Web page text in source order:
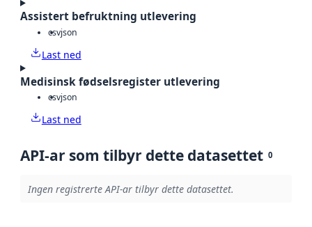
Assistert befruktning utlevering
csvjson
Last ned
Medisinsk fødselsregister utlevering
csvjson
Last ned
API-ar som tilbyr dette datasettet 0
Ingen registrerte API-ar tilbyr dette datasettet.